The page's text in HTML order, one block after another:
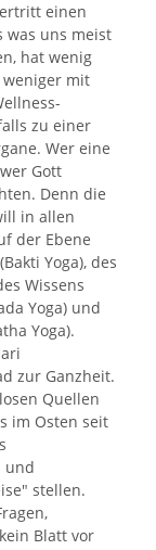
einen
was uns meist
hat wenig
weniger mit
zu einer
Wer eine
Gott
Denn die
in allen
der Ebene
Yoga), des
Wissens
Yoga) und
Yoga).
zur Ganzheit.
Quellen
im Osten seit
und
stellen.
Blatt vor